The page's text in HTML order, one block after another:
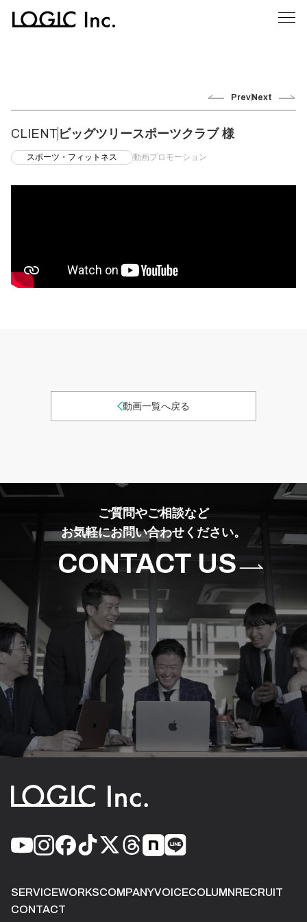
Prev Next
CLIENT ビッグツリースポーツクラブ 様
スポーツ・フィットネス 動画プロモーション
動画一覧へ戻る
ご質問やご相談など
お気軽にお問い合わせください。
CONTACT US
SERVICEWORKSCOMPANYVOICECOLUMNRECRUIT
CONTACT